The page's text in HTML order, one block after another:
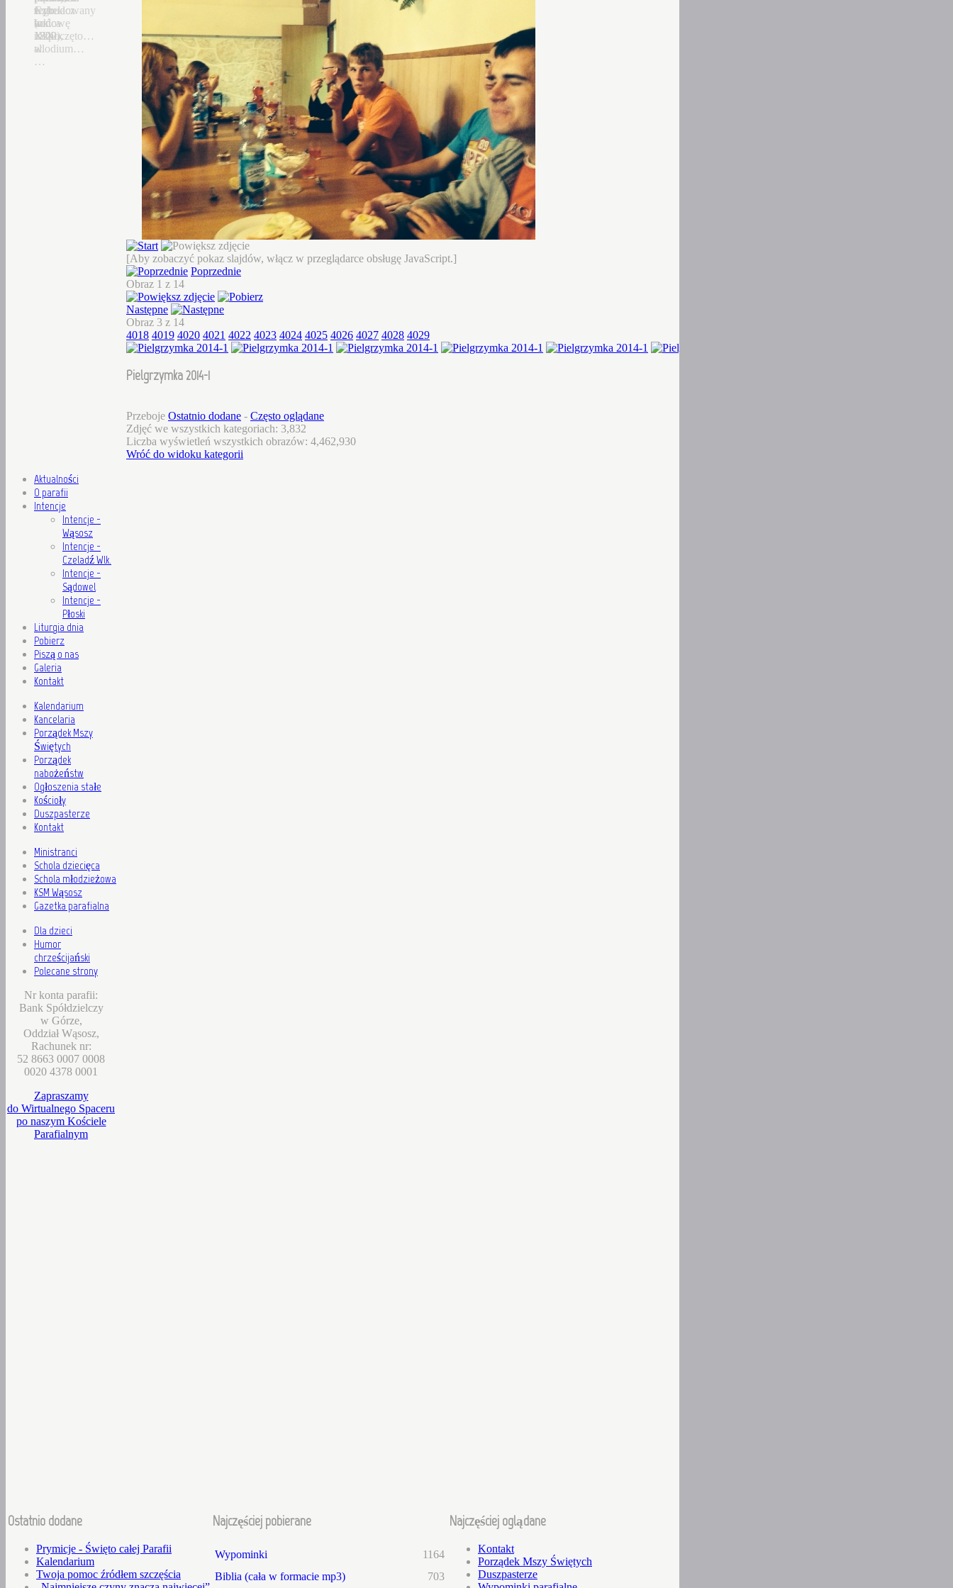
Czhelacz
(ok.
1300),
allodium…
z
końca
XIX
w.
…
Jego
budowę
rozpoczęto…
wybudowany
w
1822…
[Aby zobaczyć pokaz slajdów, włącz w przeglądarce obsługę JavaScript.]
Poprzednie
Obraz 1 z 14
Następne
Obraz 3 z 14
4018 4019 4020 4021 4022 4023 4024 4025 4026 4027 4028 4029
Pielgrzymka 2014-1
Przeboje Ostatnio dodane - Często oglądane
Zdjęć we wszystkich kategoriach: 3,832
Liczba wyświetleń wszystkich obrazów: 4,462,930
Wróć do widoku kategorii
Aktualności
O parafii
Intencje
Intencje -
Wąsosz
Intencje -
Czeladź Wlk.
Intencje -
Sądowel
Intencje -
Płoski
Liturgia dnia
Pobierz
Piszą o nas
Galeria
Kontakt
Kalendarium
Kancelaria
Porządek Mszy
Świętych
Porządek
nabożeństw
Ogłoszenia stałe
Kościoły
Duszpasterze
Kontakt
Ministranci
Schola dziecięca
Schola młodzieżowa
KSM Wąsosz
Gazetka parafialna
Dla dzieci
Humor
chrześcijański
Polecane strony
Nr konta parafii:
Bank Spółdzielczy
w Górze,
Oddział Wąsosz,
Rachunek nr:
52 8663 0007 0008
0020 4378 0001
Zapraszamy
do Wirtualnego Spaceru
po naszym Kościele
Parafialnym
Ostatnio dodane
Prymicje - Święto całej Parafii
Kalendarium
Twoja pomoc źródłem szczęścia
Najczęściej pobierane
Wypominki
1164
Biblia (cała w formacie mp3)
703
Najczęściej oglądane
Kontakt
Porządek Mszy Świętych
Duszpasterze